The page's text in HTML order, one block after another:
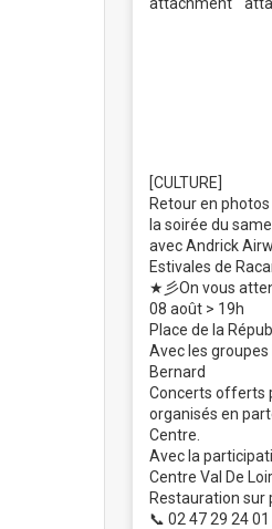
[CULTURE]
Retour en
la soirée du
avec Andrick
Estivales de
★彡On vous
08 août > 19h
Place de la
Avec les groupes
Bernard
Concerts offerts
organisés en
Centre.
Avec la
Centre Val De
Restauration sur
📞 02 47 29 24 01